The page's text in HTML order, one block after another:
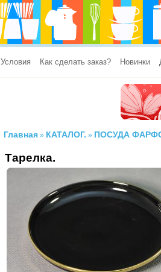
Условия Как сделать заказ? Новинки
Главная » КАТАЛОГ. » ПОСУДА
Тарелка.